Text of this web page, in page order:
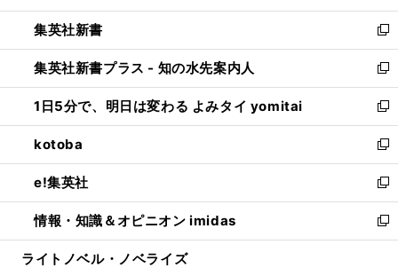
開
く
ウ
で
開
く
ウ
ィ
ン
ド
ウ
で
開
く
し
い
ウ
ィ
ン
ド
ウ
で
開
く
集英社新書
新
し
い
ウ
ィ
ン
ド
ウ
で
開
く
集英社新書プラス - 知の水先案内人
新
し
い
ウ
ィ
ン
ド
ウ
で
開
1日5分で、明日は変わる よみタイ yomitai
新
し
い
ウ
ィ
ン
ド
ウ
kotoba
新
し
い
ウ
ィ
ン
e!集英社
新
し
い
ウ
情報・知識＆オピニオン imidas
新
し
ライトノベル・ノベライズ